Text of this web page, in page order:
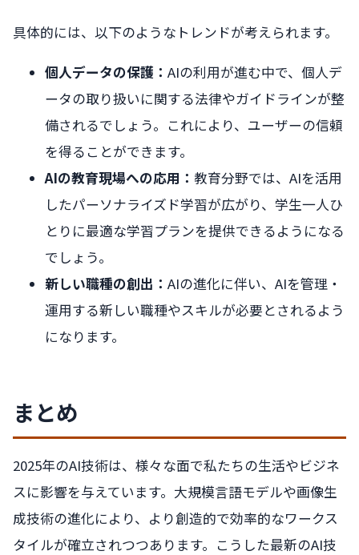
具体的には、以下のようなトレンドが考えられます。
個人データの保護： AIの利用が進む中で、個人デ
ータの取り扱いに関する法律やガイドラインが整
備されるでしょう。これにより、ユーザーの信頼
を得ることができます。
AIの教育現場への応用： 教育分野では、AIを活用
したパーソナライズド学習が広がり、学生一人ひ
とりに最適な学習プランを提供できるようになる
でしょう。
新しい職種の創出： AIの進化に伴い、AIを管理・
運用する新しい職種やスキルが必要とされるよう
になります。
まとめ
2025年のAI技術は、様々な面で私たちの生活やビジネ
スに影響を与えています。大規模言語モデルや画像生
成技術の進化により、より創造的で効率的なワークス
タイルが確立されつつあります。こうした最新のAI技